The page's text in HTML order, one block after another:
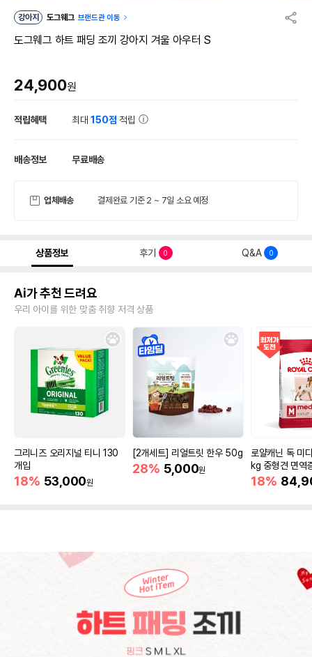
강아지 도그웨그 브랜드관 이동
도그웨그 하트 패딩 조끼 강아지 겨울 아우터 S
24,900원
적립혜택 최대150점 적립
배송정보 무료배송
업체배송 결제완료 기준 2 ~ 7일 소요 예정
상품정보 후기 0 Q&A 0
Ai가 추천 드려요
우리 아이를 위한 맞춤 취향 저격 상품
그리니즈 오리지널 티니 130
개입
18% 53,000원
[2개세트] 리얼트릿 한우 50g
28% 5,000원
로얄캐닌 독 미
kg 중형견 면역
18%